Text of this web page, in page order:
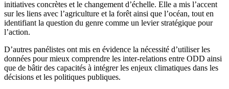
initiatives concrètes et le changement d’échelle. Elle a mis l’accent
sur les liens avec l’agriculture et la forêt ainsi que l’océan, tout en
identifiant la question du genre comme un levier stratégique pour
l’action.
D’autres panélistes ont mis en évidence la nécessité d’utiliser les
données pour mieux comprendre les inter-relations entre ODD ainsi
que de bâtir des capacités à intégrer les enjeux climatiques dans les
décisions et les politiques publiques.